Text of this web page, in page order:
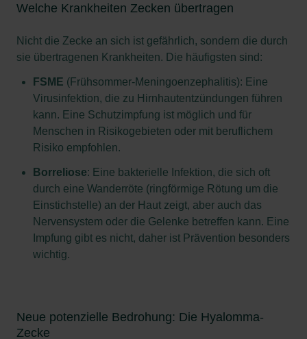
Welche Krankheiten Zecken übertragen
Nicht die Zecke an sich ist gefährlich, sondern die durch
sie übertragenen Krankheiten. Die häufigsten sind:
FSME (Frühsommer-Meningoenzephalitis): Eine
Virusinfektion, die zu Hirnhautentzündungen führen
kann. Eine Schutzimpfung ist möglich und für
Menschen in Risikogebieten oder mit beruflichem
Risiko empfohlen.
Borreliose: Eine bakterielle Infektion, die sich oft
durch eine Wanderröte (ringförmige Rötung um die
Einstichstelle) an der Haut zeigt, aber auch das
Nervensystem oder die Gelenke betreffen kann. Eine
Impfung gibt es nicht, daher ist Prävention besonders
wichtig.
Neue potenzielle Bedrohung: Die Hyalomma-
Zecke